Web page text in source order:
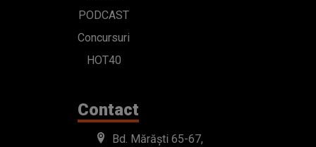
PODCAST
Concursuri
HOT40
Contact
Bd. Mărăști 65-67,